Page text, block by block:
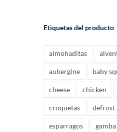
Etiquetas del producto
almohaditas
aubergine baby
cheese chicken
croquetas defrost
esparragos